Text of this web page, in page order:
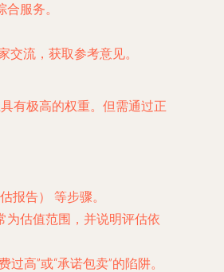
服务。
交流，获取参考意见。
有极高的权重。但需通过正
报告）
等步骤。
为估值范围，并说明评估依
高”或“承诺包卖”的陷阱。